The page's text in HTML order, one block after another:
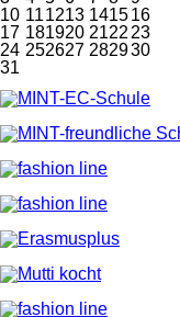
10 111213 141516
17 181920 2122 23
24 252627 282930
31